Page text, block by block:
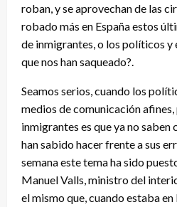
roban, y se aprovechan de las
robado más en España estos
de inmigrantes, o los políticos y
que nos han saqueado?.
Seamos serios, cuando los
medios de comunicación
inmigrantes es que ya no
han sabido hacer frente a sus
semana este tema ha sido
Manuel Valls, ministro del
el mismo que, cuando estaba